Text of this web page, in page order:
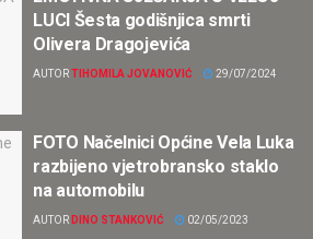
LUCI Šesta godišnjica smrti
Olivera Dragojevića
AUTORTIHOMILA JOVANOVIĆ 29/07/2024
FOTO Načelnici Općine Vela Luka
razbijeno vjetrobransko staklo
na automobilu
AUTOR DINO STANKOVIĆ 02/05/2023